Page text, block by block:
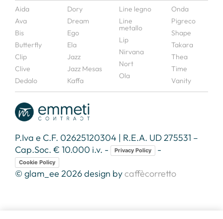
Aida
Ava
Bis
Butterfly
Clip
Clive
Dedalo
Dory
Dream
Ego
Ela
Jazz
Jazz Mesas
Kaffa
Line legno
Line
metallo
Lip
Nirvana
Nort
Ola
Onda
Pigreco
Shape
Takara
Thea
Time
Vanity
P.Iva e C.F. 02625120304 | R.E.A. UD 275531 –
Cap.Soc. € 10.000 i.v. -
Privacy Policy -
Cookie Policy
© glam_ee 2026 design bycaffècorretto